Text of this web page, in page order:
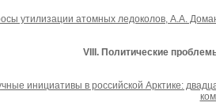
утилизации атомных ледоколов, А.А.
VI . Политические
инициативы в российской Арктике: